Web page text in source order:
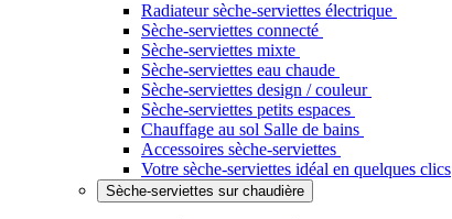
Radiateur sèche-serviettes électrique
Sèche-serviettes connecté
Sèche-serviettes mixte
Sèche-serviettes eau chaude
Sèche-serviettes design / couleur
Sèche-serviettes petits espaces
Chauffage au sol Salle de bains
Accessoires sèche-serviettes
Votre sèche-serviettes idéal en quelques clics
Sèche-serviettes sur chaudière